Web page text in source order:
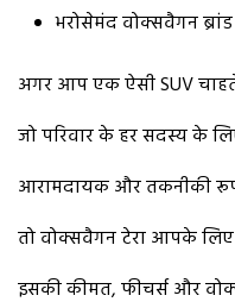
भरोसेमंद वोक्सवैगन ब्रांड
अगर आप एक ऐसी SUV
जो परिवार के हर सदस्य के
आरामदायक और तकनीकी
तो वोक्सवैगन टेरा आपके
इसकी कीमत, फीचर्स और